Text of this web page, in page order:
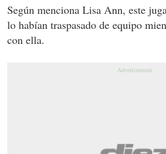
Según menciona Lisa Ann, este
lo habían traspasado de equipo
con ella.